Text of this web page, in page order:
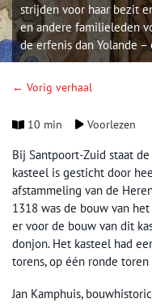
strijden voor haar bezit
en andere familieleden
de erfenis dan Yolande –
← Vorig verhaal
10 min Voorlezen
Bij Santpoort-Zuid staat
kasteel is gesticht door
afstammeling van de
1318 was de bouw van
er voor de bouw van dit
donjon. Het kasteel had
torens, op één ronde toren
Jan Kamphuis,